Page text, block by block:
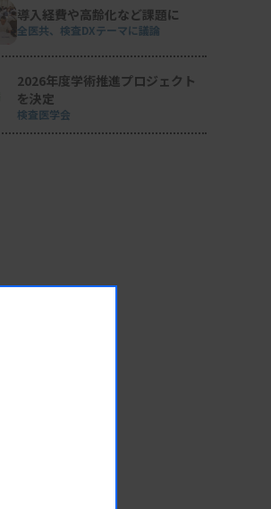
導入経費や高齢化など課題に
全医共、検査DXテーマに議論
2026年度学術推進プロジェクト
を決定
検査医学会